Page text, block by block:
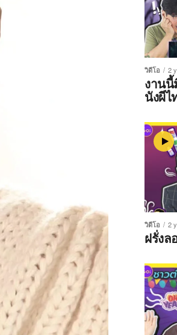
วิดีโอ 2
งาน
นังผีไ
วิดีโอ 2
ฝรั่งล